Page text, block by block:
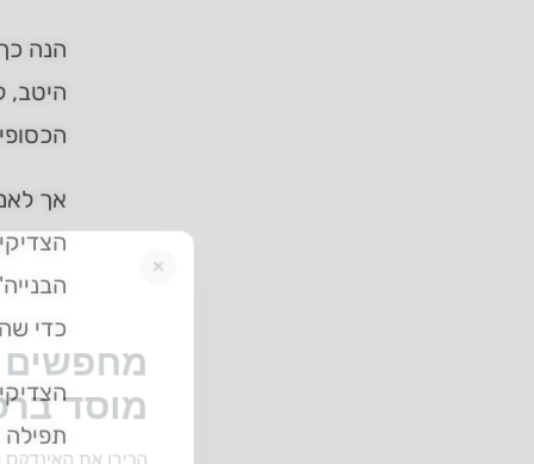
הנה
היטב,
אך
כדי
מחפשים
מוסד
הכירו את